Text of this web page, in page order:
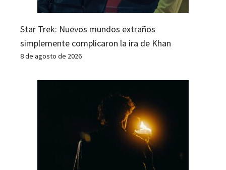
Star Trek: Nuevos mundos extraños
simplemente complicaron la ira de Khan
8 de agosto de 2026